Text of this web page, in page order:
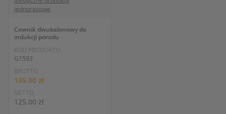
jednorazowe
Cewnik dwubalonowy do
indukcji porodu
KOD PRODUKTU:
G1593
BRUTTO
135.00 zł
NETTO
125.00 zł